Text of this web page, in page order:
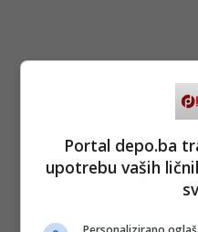
Portal depo.ba
upotrebu vaših